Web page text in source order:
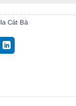
Cát Bà